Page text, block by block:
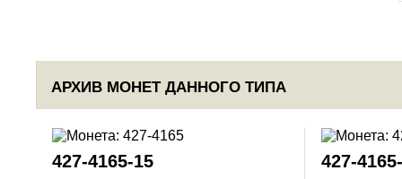
АРХИВ МОНЕТ ДАННОГО ТИПА
427-4165-15 427-